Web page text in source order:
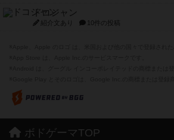
ドコジャン
紹介文あり 10件の投稿
ボドゲーマTOP